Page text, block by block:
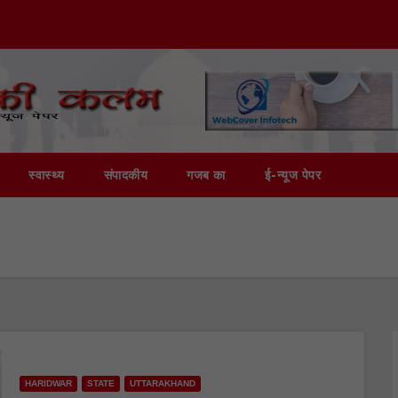
स्वास्थ्य संपादकीय गजब का ई-न्यूज पेपर
HARIDWAR STATE UTTARAKHAND